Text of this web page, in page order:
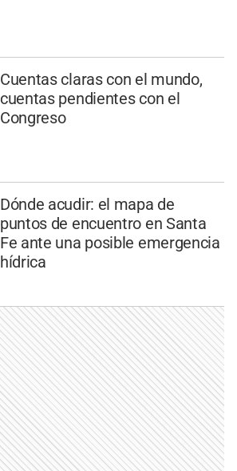
Cuentas claras con el mundo,
cuentas pendientes con el
Congreso
Dónde acudir: el mapa de
puntos de encuentro en Santa
Fe ante una posible emergencia
hídrica